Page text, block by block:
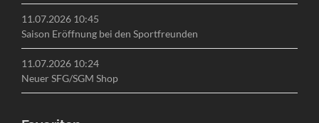
11.07.2026 10:45
Saison Eröffnung bei den Sportfreunden
11.07.2026 10:24
Neuer SFG/SGM Shop